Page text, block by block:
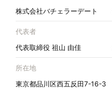
株式会社バチェラーデート
代表者
代表取締役 祖山 由佳
所在地
東京都品川区西五反田7-16-3